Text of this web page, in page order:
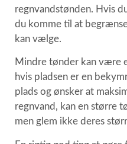
regnvandstønden. Hvis
du komme til at
kan vælge.
Mindre tønder kan være
hvis pladsen er en
plads og ønsker at
regnvand, kan en større
men glem ikke deres